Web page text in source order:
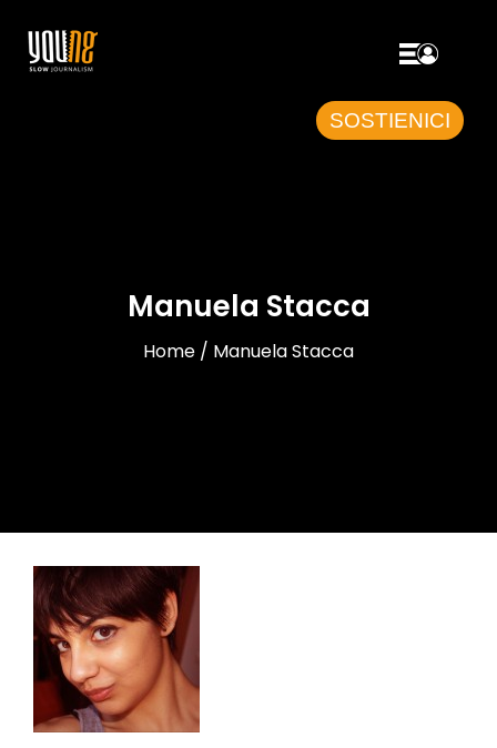
SOSTIENICI
Manuela Stacca
Home / Manuela Stacca